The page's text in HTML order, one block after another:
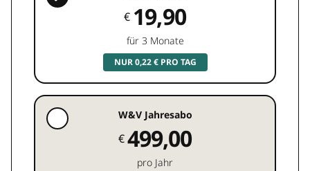
€ 19,90
für 3 Monate
NUR 0,22 € PRO TAG
W&V Jahresabo
€499,00
pro Jahr